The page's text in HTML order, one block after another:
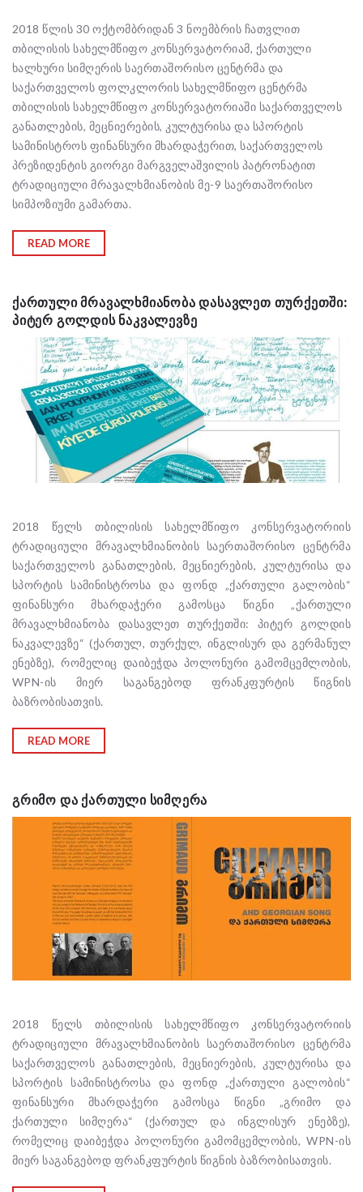
2018 წლის 30 ოქტომბრიდან 3 ნოემბრის ჩათვლით
თბილისის სახელმწიფო კონსერვატორიამ, ქართული
ხალხური სიმღერის საერთაშორისო ცენტრმა და
საქართველოს ფოლკლორის სახელმწიფო ცენტრმა
თბილისის სახელმწიფო კონსერვატორიაში საქართველოს
განათლების, მეცნიერების, კულტურისა და სპორტის
სამინისტროს ფინანსური მხარდაჭერით, საქართველოს
პრეზიდენტის გიორგი მარგველაშვილის პატრონატით
ტრადიციული მრავალხმიანობის მე-9 საერთაშორისო
სიმპოზიუმი გამართა.
READ MORE
ᲥᲐᲠᲗᲣᲚᲘ ᲛᲠᲐᲕᲐᲚᲮᲛᲘᲐᲜᲝᲑᲐ ᲓᲐᲡᲐᲕᲚᲔᲗ ᲗᲣᲠᲥᲔᲗᲨᲘ:
ᲞᲘᲢᲔᲠ ᲒᲝᲚᲓᲘᲡ ᲜᲐᲙᲕᲐᲚᲔᲕᲖᲔ
2018 წელს თბილისის სახელმწიფო კონსერვატორიის
ტრადიციული მრავალხმიანობის საერთაშორისო ცენტრმა
საქართველოს განათლების, მეცნიერების, კულტურისა და
სპორტის სამინისტროსა და ფონდ „ქართული გალობის“
ფინანსური მხარდაჭერი გამოსცა წიგნი „ქართული
მრავალხმიანობა დასავლეთ თურქეთში: პიტერ გოლდის
ნაკვალევზე“ (ქართულ, თურქულ, ინგლისურ და გერმანულ
ენებზე), რომელიც დაიბეჭდა პოლონური გამომცემლობის,
WPN-ის მიერ საგანგებოდ ფრანკფურტის წიგნის
ბაზრობისათვის.
READ MORE
ᲒᲠᲘᲛᲝ ᲓᲐ ᲥᲐᲠᲗᲣᲚᲘ ᲡᲘᲛᲦᲔᲠᲐ
2018 წელს თბილისის სახელმწიფო კონსერვატორიის
ტრადიციული მრავალხმიანობის საერთაშორისო ცენტრმა
საქართველოს განათლების, მეცნიერების, კულტურისა და
სპორტის სამინისტროსა და ფონდ „ქართული გალობის“
ფინანსური მხარდაჭერი გამოსცა წიგნი „გრიმო და
ქართული სიმღერა“ (ქართულ და ინგლისურ ენებზე),
რომელიც დაიბეჭდა პოლონური გამომცემლობის, WPN-ის
მიერ საგანგებოდ ფრანკფურტის წიგნის ბაზრობისათვის.